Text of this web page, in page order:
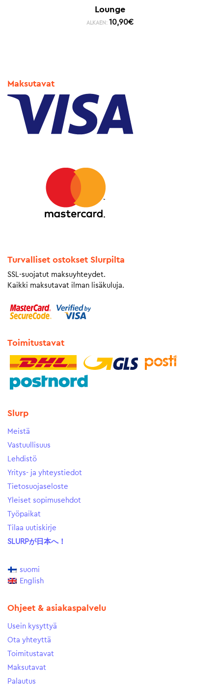
Lounge
ALKAEN: 10,90€
Maksutavat
Turvalliset ostokset Slurpilta
SSL-suojatut maksuyhteydet.
Kaikki maksutavat ilman lisäkuluja.
Toimitustavat
Slurp
Meistä
Vastuullisuus
Lehdistö
Yritys- ja yhteystiedot
Tietosuojaseloste
Yleiset sopimusehdot
Työpaikat
Tilaa uutiskirje
SLURPが日本へ！
suomi
English
Ohjeet & asiakaspalvelu
Usein kysyttyä
Ota yhteyttä
Toimitustavat
Maksutavat
Palautus